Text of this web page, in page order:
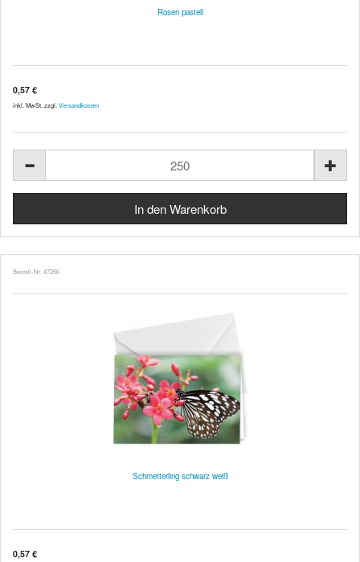
Rosen pastell
0,57 €
inkl. MwSt. zzgl. Versandkosten
Bestell-Nr. 47256
Schmetterling schwarz weiß
0,57 €